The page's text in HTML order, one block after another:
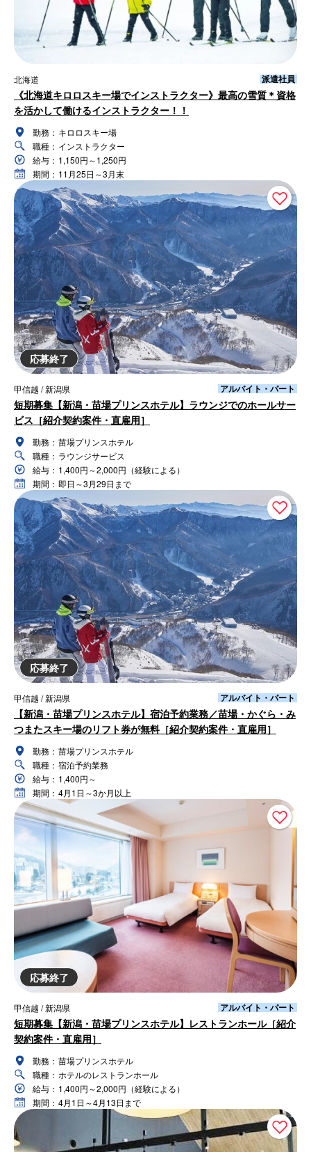
北海道 派遣社員
《北海道キロロスキー場でインストラクター》最高の雪質＊資格
を活かして働けるインストラクター！！
勤務： キロロスキー場
職種： インストラクター
給与： 1,150円～1,250円
期間： 11月25日～3月末
応募終了
甲信越 / 新潟県 アルバイト・パート
短期募集【新潟・苗場プリンスホテル】ラウンジでのホールサー
ビス［紹介契約案件・直雇用］
勤務： 苗場プリンスホテル
職種： ラウンジサービス
給与： 1,400円～2,000円（経験による）
期間： 即日～3月29日まで
応募終了
甲信越 / 新潟県 アルバイト・パート
【新潟・苗場プリンスホテル】宿泊予約業務／苗場・かぐら・み
つまたスキー場のリフト券が無料［紹介契約案件・直雇用］
勤務： 苗場プリンスホテル
職種： 宿泊予約業務
給与： 1,400円～
期間： 4月1日～3か月以上
応募終了
甲信越 / 新潟県 アルバイト・パート
短期募集【新潟・苗場プリンスホテル】レストランホール［紹介
契約案件・直雇用］
勤務： 苗場プリンスホテル
職種： ホテルのレストランホール
給与： 1,400円～2,000円（経験による）
期間： 4月1日～4月13日まで